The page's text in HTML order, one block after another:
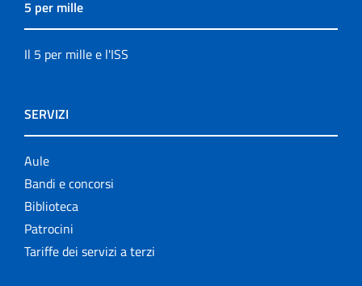
5 per mille
Il 5 per mille e l'ISS
SERVIZI
Aule
Bandi e concorsi
Biblioteca
Patrocini
Tariffe dei servizi a terzi